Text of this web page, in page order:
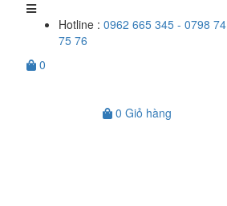
Hotline : 0962 665 345 - 0798 74
75 76
0
0 Giỏ hàng